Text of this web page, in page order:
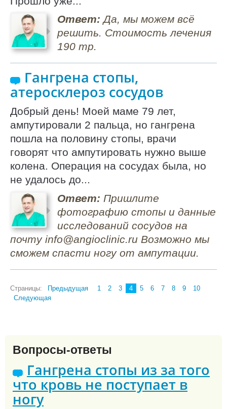
Ответ: Да, мы можем всё
решить. Стоимость лечения
190 тр.
Гангрена стопы,
атеросклероз сосудов
Добрый день! Моей маме 79 лет,
ампутировали 2 пальца, но гангрена
пошла на половину стопы, врачи
говорят что ампутировать нужно выше
колена. Операция на сосудах была, но
не удалось до...
Ответ: Пришлите
фотографию стопы и данные
исследований сосудов на
почту info@angioclinic.ru Возможно мы
сможем спасти ногу от ампутации.
Страницы: Предыдущая 1 2 3 4 5 6 7 8 9
10
Следующая
Вопросы-ответы
Гангрена стопы из за того
что кровь не поступает в
ногу